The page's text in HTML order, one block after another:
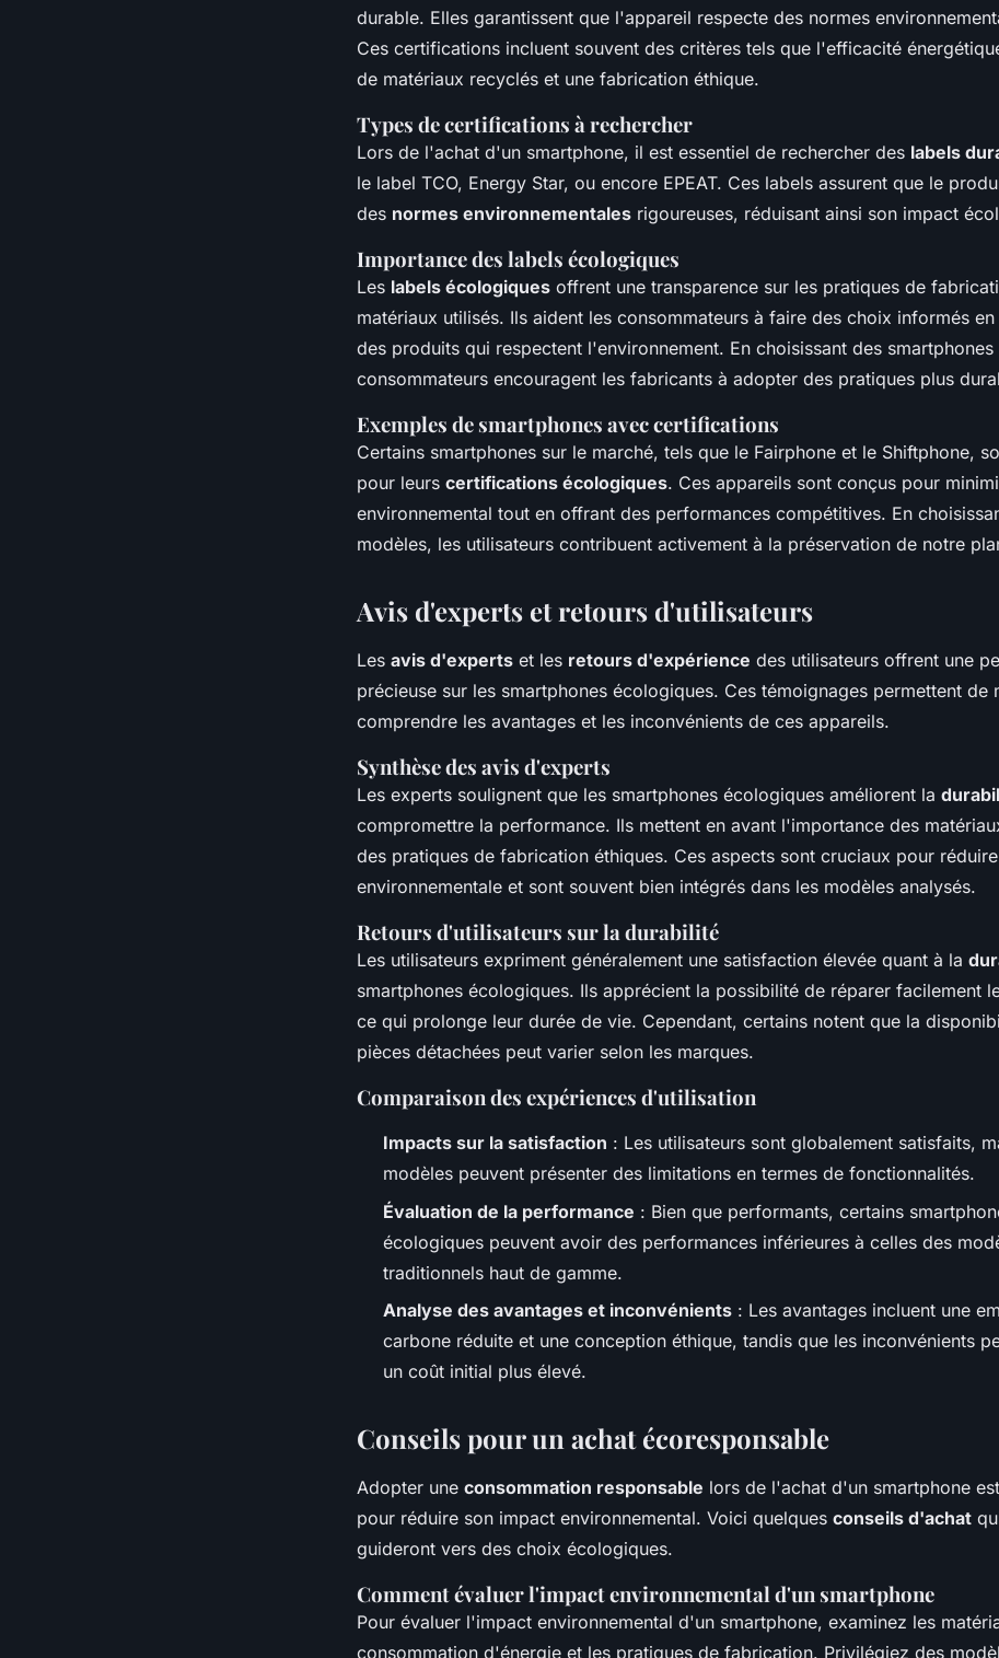
durable. Elles garantissent que l'appareil respecte des normes
Ces certifications incluent souvent des critères tels que l'efficacité
de matériaux recyclés et une fabrication éthique.
Types de certifications à rechercher
Lors de l'achat d'un smartphone, il est essentiel de rechercher des labels
le label TCO, Energy Star, ou encore EPEAT. Ces labels assurent que le
des normes environnementales rigoureuses, réduisant ainsi son impact
Importance des labels écologiques
Les labels écologiques offrent une transparence sur les pratiques de
matériaux utilisés. Ils aident les consommateurs à faire des choix informés
des produits qui respectent l'environnement. En choisissant des
consommateurs encouragent les fabricants à adopter des pratiques plus
Exemples de smartphones avec certifications
Certains smartphones sur le marché, tels que le Fairphone et le Shiftphone,
pour leurs certifications écologiques. Ces appareils sont conçus pour
environnemental tout en offrant des performances compétitives. En
modèles, les utilisateurs contribuent activement à la préservation de notre
Avis d'experts et retours d'utilisateurs
Les avis d'experts et les retours d'expérience des utilisateurs offrent une
précieuse sur les smartphones écologiques. Ces témoignages permettent de
comprendre les avantages et les inconvénients de ces appareils.
Synthèse des avis d'experts
Les experts soulignent que les smartphones écologiques améliorent la
compromettre la performance. Ils mettent en avant l'importance des
des pratiques de fabrication éthiques. Ces aspects sont cruciaux pour
environnementale et sont souvent bien intégrés dans les modèles analysés.
Retours d'utilisateurs sur la durabilité
Les utilisateurs expriment généralement une satisfaction élevée quant à la
smartphones écologiques. Ils apprécient la possibilité de réparer facilement
ce qui prolonge leur durée de vie. Cependant, certains notent que la
pièces détachées peut varier selon les marques.
Comparaison des expériences d'utilisation
Impacts sur la satisfaction : Les utilisateurs sont globalement satisfaits,
modèles peuvent présenter des limitations en termes de fonctionnalités.
Évaluation de la performance : Bien que performants, certains
écologiques peuvent avoir des performances inférieures à celles des
traditionnels haut de gamme.
Analyse des avantages et inconvénients : Les avantages incluent une
carbone réduite et une conception éthique, tandis que les inconvénients
un coût initial plus élevé.
Conseils pour un achat écoresponsable
Adopter une consommation responsable lors de l'achat d'un smartphone
pour réduire son impact environnemental. Voici quelques conseils d'achat
guideront vers des choix écologiques.
Comment évaluer l'impact environnemental d'un smartphone
Pour évaluer l'impact environnemental d'un smartphone, examinez les
consommation d'énergie et les pratiques de fabrication. Privilégiez des